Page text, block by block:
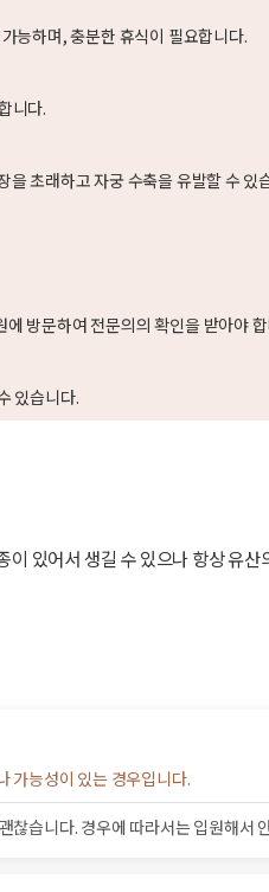
능하며, 충분한 휴식이 필요합니다.
니다.
초래하고 자궁 수축을 유발할 수 있
방문하여 전문의의 확인을 받아야
있습니다.
있어서 생길 수 있으나 항상 유
가능성이 있는 경우입니다.
찮습니다. 경우에 따라서는 입원해서